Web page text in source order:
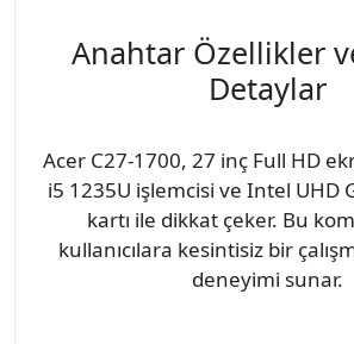
Anahtar Özellikler
Detaylar
Acer C27-1700, 27 inç Full HD
i5 1235U işlemcisi ve Intel UHD
kartı ile dikkat çeker. Bu
kullanıcılara kesintisiz bir
deneyimi sunar.